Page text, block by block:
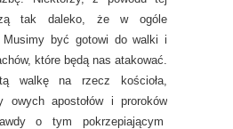
tak daleko, że w ogóle
Musimy być gotowi do walki i
które będą nas atakować.
walkę na rzecz kościoła,
owych apostołów i proroków
o tym pokrzepiającym